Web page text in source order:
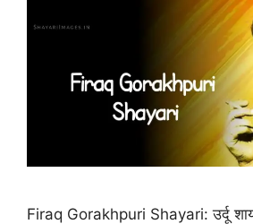
Firaq Gorakhpuri Shayari: उर्दू